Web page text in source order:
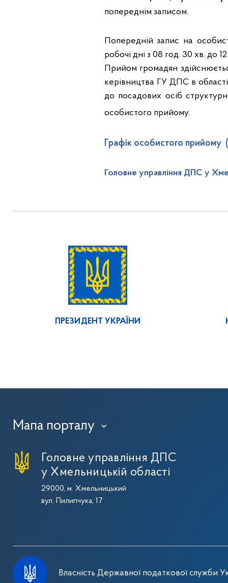
попереднім записом.
Попередній запис на
робочі дні з 08 год. 30 хв. до
Прийом громадян
керівництва ГУ ДПС в
до посадових осіб
особистого прийому.
Графік особистого прийому
Головне управління ДПС у
ПРЕЗИДЕНТ УКРАЇНИ
Мапа порталу ›
Головне управління ДПС
у Хмельницькій області
29000, м. Хмельницький
вул. Пилипчука, 17
Власність Державної податкової служби